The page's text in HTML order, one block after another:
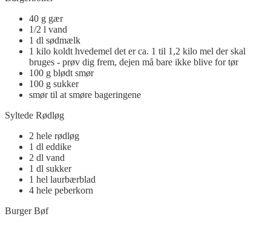
40 g gær
1/2 l vand
1 dl sødmælk
1 kilo koldt hvedemel det er ca. 1 til 1,2 kilo mel der skal
bruges - prøv dig frem, dejen må bare ikke blive for tør
100 g blødt smør
100 g sukker
smør til at smøre bageringene
Syltede Rødløg
2 hele rødløg
1 dl eddike
2 dl vand
1 dl sukker
1 hel laurbærblad
4 hele peberkorn
Burger Bøf